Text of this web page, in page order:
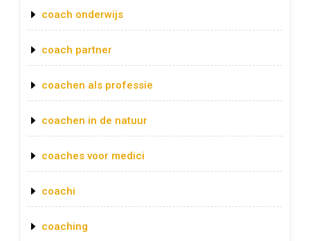
coach onderwijs
coach partner
coachen als professie
coachen in de natuur
coaches voor medici
coachi
coaching